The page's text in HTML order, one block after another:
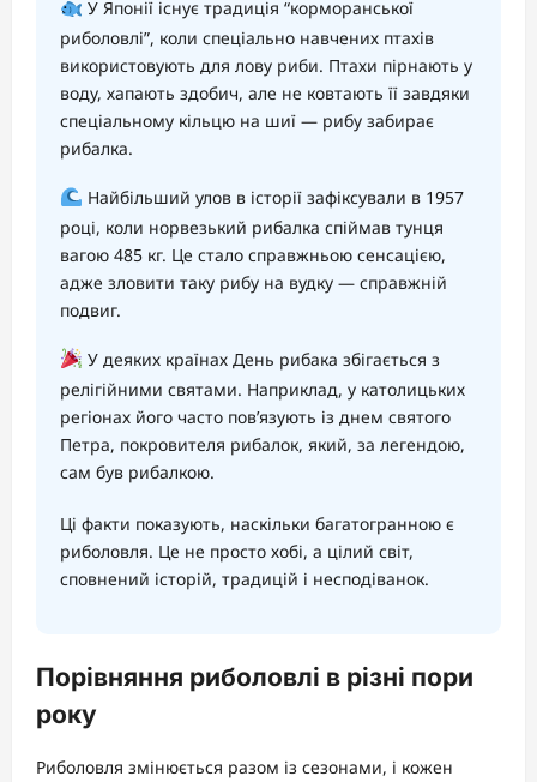
У Японії існує традиція “корморанської
риболовлі”, коли спеціально навчених птахів
використовують для лову риби. Птахи пірнають у
воду, хапають здобич, але не ковтають її завдяки
спеціальному кільцю на шиї — рибу забирає
рибалка.
Найбільший улов в історії зафіксували в 1957
році, коли норвезький рибалка спіймав тунця
вагою 485 кг. Це стало справжньою сенсацією,
адже зловити таку рибу на вудку — справжній
подвиг.
У деяких країнах День рибака збігається з
релігійними святами. Наприклад, у католицьких
регіонах його часто пов’язують із днем святого
Петра, покровителя рибалок, який, за легендою,
сам був рибалкою.
Ці факти показують, наскільки багатогранною є
риболовля. Це не просто хобі, а цілий світ,
сповнений історій, традицій і несподіванок.
Порівняння риболовлі в різні пори
року
Риболовля змінюється разом із сезонами, і кожен